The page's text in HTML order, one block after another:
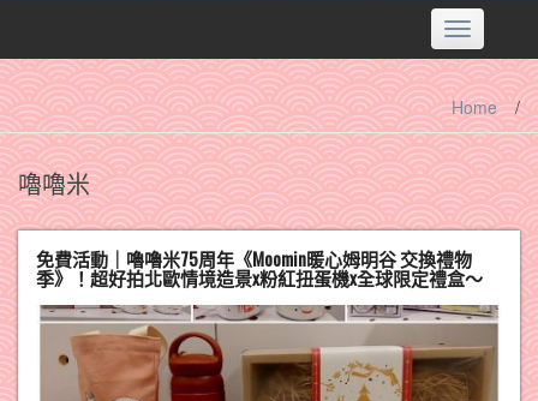
Toggle
navigation
Home /
嚕嚕米
免費活動｜嚕嚕米75周年《Moomin暖心姆明谷 交換禮物
季》！超好拍北歐情境造景x粉紅扭蛋機x全球限定禮盒～